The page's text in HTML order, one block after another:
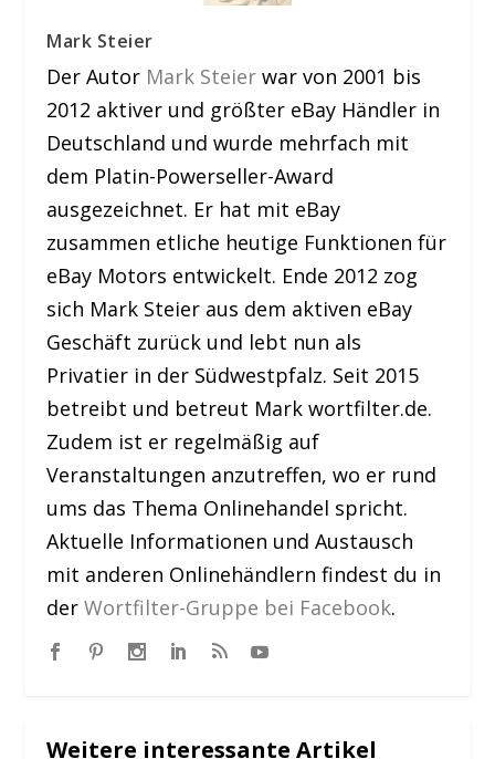
Mark Steier
Der Autor Mark Steier war von 2001 bis
2012 aktiver und größter eBay Händler in
Deutschland und wurde mehrfach mit
dem Platin-Powerseller-Award
ausgezeichnet. Er hat mit eBay
zusammen etliche heutige Funktionen für
eBay Motors entwickelt. Ende 2012 zog
sich Mark Steier aus dem aktiven eBay
Geschäft zurück und lebt nun als
Privatier in der Südwestpfalz. Seit 2015
betreibt und betreut Mark wortfilter.de.
Zudem ist er regelmäßig auf
Veranstaltungen anzutreffen, wo er rund
ums das Thema Onlinehandel spricht.
Aktuelle Informationen und Austausch
mit anderen Onlinehändlern findest du in
derWortfilter-Gruppe bei Facebook.
Weitere interessante Artikel